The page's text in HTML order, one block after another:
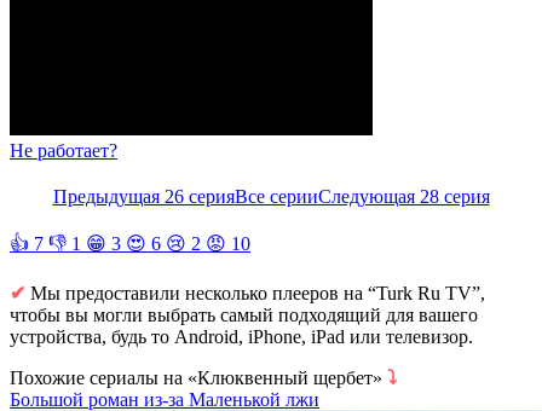
Не работает?
Предыдущая 26 серияВсе серииСледующая 28 серия
👍 7 👎 1 😁 3 😍 6 😢 2 😡 10
✔ Мы предоставили несколько плееров на “Turk Ru TV”,
чтобы вы могли выбрать самый подходящий для вашего
устройства, будь то Android, iPhone, iPad или телевизор.
Похожие сериалы на «Клюквенный щербет» ⤵
Большой роман из-за Маленькой лжи